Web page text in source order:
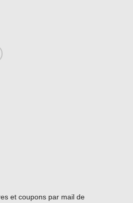
et coupons par mail de